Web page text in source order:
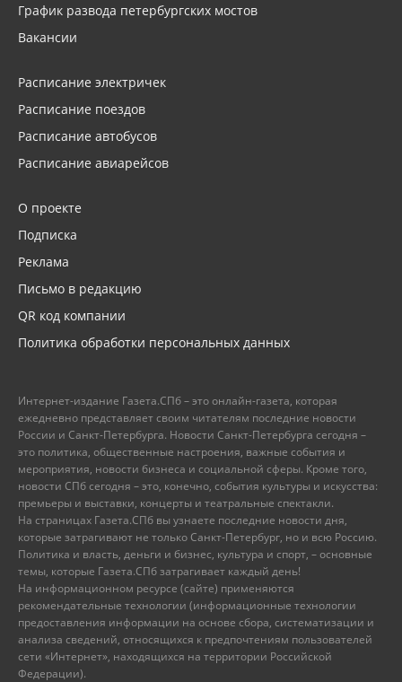
График развода петербургских мостов
Вакансии
Расписание электричек
Расписание поездов
Расписание автобусов
Расписание авиарейсов
О проекте
Подписка
Реклама
Письмо в редакцию
QR код компании
Политика обработки персональных данных
Интернет-издание Газета.СПб – это онлайн-газета, которая
ежедневно представляет своим читателям последние новости
России и Санкт-Петербурга. Новости Санкт-Петербурга сегодня –
это политика, общественные настроения, важные события и
мероприятия, новости бизнеса и социальной сферы. Кроме того,
новости СПб сегодня – это, конечно, события культуры и искусства:
премьеры и выставки, концерты и театральные спектакли.
На страницах Газета.СПб вы узнаете последние новости дня,
которые затрагивают не только Санкт-Петербург, но и всю Россию.
Политика и власть, деньги и бизнес, культура и спорт, – основные
темы, которые Газета.СПб затрагивает каждый день!
На информационном ресурсе (сайте) применяются
рекомендательные технологии (информационные технологии
предоставления информации на основе сбора, систематизации и
анализа сведений, относящихся к предпочтениям пользователей
сети «Интернет», находящихся на территории Российской
Федерации).